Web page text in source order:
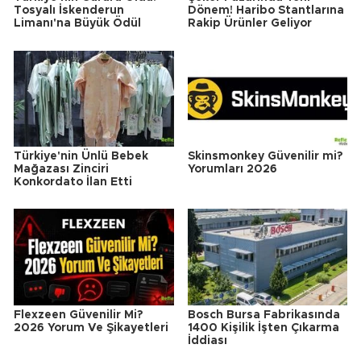
Tosyalı İskenderun
Limanı'na Büyük Ödül
Dönem! Haribo Stantlarına
Rakip Ürünler Geliyor
Türkiye'nin Ünlü Bebek
Mağazası Zinciri
Konkordato İlan Etti
Skinsmonkey Güvenilir mi?
Yorumları 2026
Flexzeen Güvenilir Mi?
2026 Yorum Ve Şikayetleri
Bosch Bursa Fabrikasında
1400 Kişilik İşten Çıkarma
İddiası